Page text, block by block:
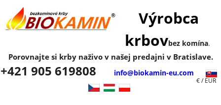
Výrobca
krbovbez komína.
Porovnajte si krby naživo v našej predajni v Bratislave.
+421 905 619808 info@biokamin-eu.com
€ / EUR